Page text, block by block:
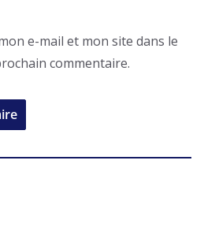
e-mail et mon site dans le
commentaire.